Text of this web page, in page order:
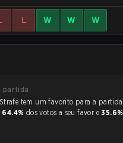
L W W W
partida
64.4% dos votos a seu favor e35.6%